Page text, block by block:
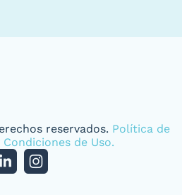
reservados. Política de
Condiciones de Uso.